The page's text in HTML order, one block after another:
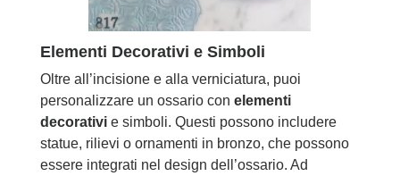
Elementi Decorativi e Simboli
Oltre all’incisione e alla verniciatura, puoi
personalizzare un ossario con elementi
decorativie simboli. Questi possono includere
statue, rilievi o ornamenti in bronzo, che possono
essere integrati nel design dell’ossario. Ad